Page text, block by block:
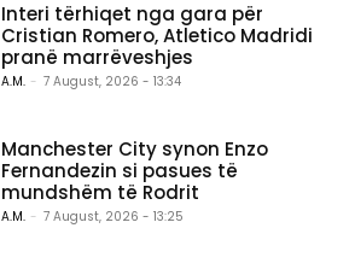
Interi tërhiqet nga gara për
Cristian Romero, Atletico Madridi
pranë marrëveshjes
A.M. - 7 August, 2026 - 13:34
Manchester City synon Enzo
Fernandezin si pasues të
mundshëm të Rodrit
A.M. - 7 August, 2026 - 13:25